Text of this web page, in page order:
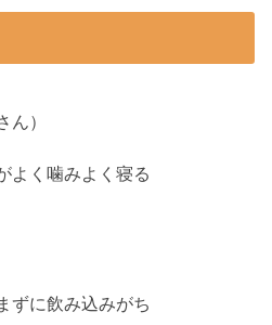
ん）
よく噛みよく寝る
ずに飲み込みがち